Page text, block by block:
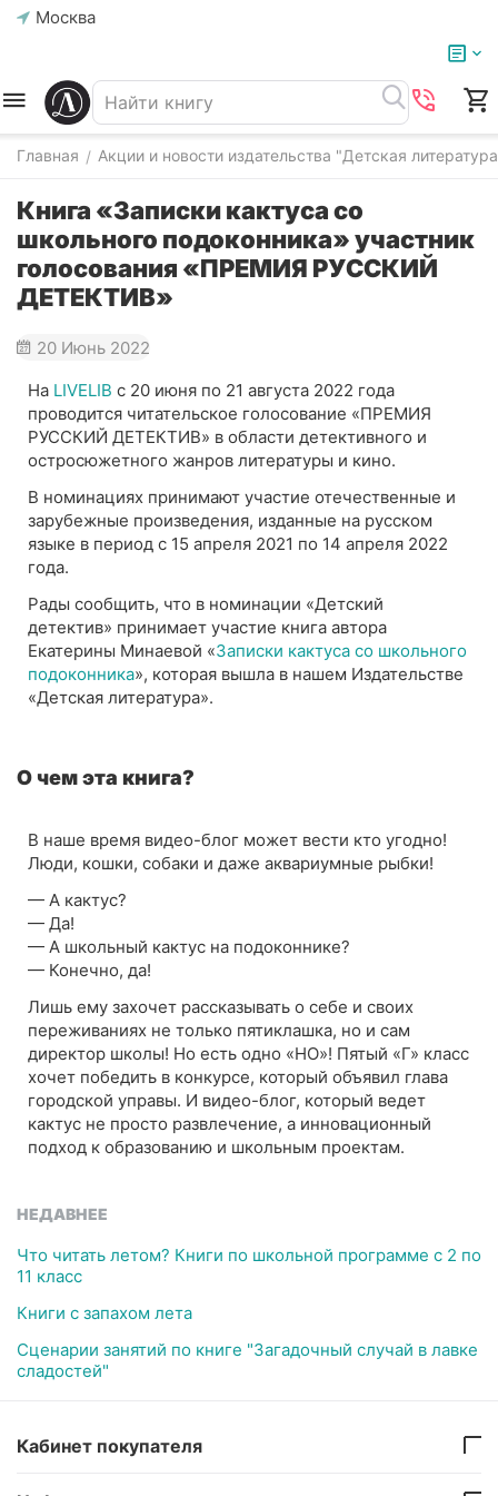
Москва
Главная / Акции и новости издательства "Детская
Книга «Записки кактуса со
школьного подоконника» участник
голосования «ПРЕМИЯ РУССКИЙ
ДЕТЕКТИВ»
20 Июнь 2022
На LIVELIB с 20 июня по 21 августа 2022 года
проводится читательское голосование «ПРЕМИЯ
РУССКИЙ ДЕТЕКТИВ» в области детективного и
остросюжетного жанров литературы и кино.
В номинациях принимают участие отечественные и
зарубежные произведения, изданные на русском
языке в период с 15 апреля 2021 по 14 апреля 2022
года.
Рады сообщить, что в номинации «Детский
детектив» принимает участие книга автора
Екатерины Минаевой «Записки кактуса со школьного
подоконника», которая вышла в нашем Издательстве
«Детская литература».
О чем эта книга?
В наше время видео-блог может вести кто угодно!
Люди, кошки, собаки и даже аквариумные рыбки!
— А кактус?
— Да!
— А школьный кактус на подоконнике?
— Конечно, да!
Лишь ему захочет рассказывать о себе и своих
переживаниях не только пятиклашка, но и сам
директор школы! Но есть одно «НО»! Пятый «Г» класс
хочет победить в конкурсе, который объявил глава
городской управы. И видео-блог, который ведет
кактус не просто развлечение, а инновационный
подход к образованию и школьным проектам.
НЕДАВНЕЕ
Что читать летом? Книги по школьной программе с 2 по
11 класс
Книги с запахом лета
Сценарии занятий по книге "Загадочный случай в лавке
сладостей"
Кабинет покупателя